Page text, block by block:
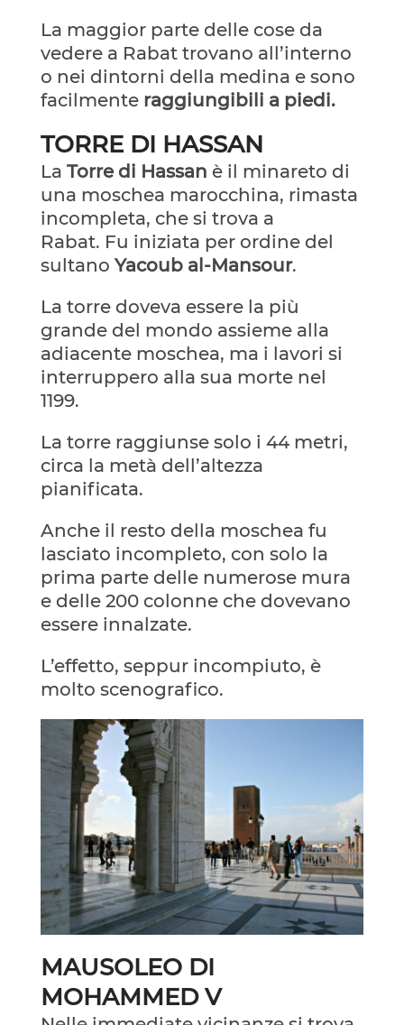
La maggior parte delle cose da
vedere a Rabat trovano all’interno
o nei dintorni della medina e sono
facilmente raggiungibili a piedi.
TORRE DI HASSAN
La Torre di Hassan è il minareto di
una moschea marocchina, rimasta
incompleta, che si trova a
Rabat. Fu iniziata per ordine del
sultano Yacoub al-Mansour.
La torre doveva essere la più
grande del mondo assieme alla
adiacente moschea, ma i lavori si
interruppero alla sua morte nel
1199.
La torre raggiunse solo i 44 metri,
circa la metà dell’altezza
pianificata.
Anche il resto della moschea fu
lasciato incompleto, con solo la
prima parte delle numerose mura
e delle 200 colonne che dovevano
essere innalzate.
L’effetto, seppur incompiuto, è
molto scenografico.
MAUSOLEO DI
MOHAMMED V